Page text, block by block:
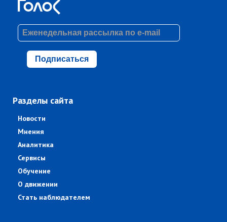
Подписаться
Разделы сайта
Новости
Мнения
Аналитика
Сервисы
Обучение
О движении
Стать наблюдателем